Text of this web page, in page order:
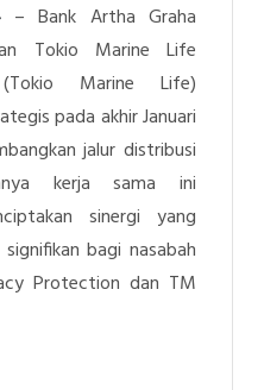
– Bank Artha Graha
Tokio Marine Life
Marine Life)
pada akhir Januari
jalur distribusi
kerja sama ini
sinergi yang
bagi nasabah
Protection dan TM